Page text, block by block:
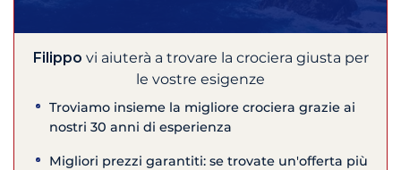
Filippo vi aiuterà a trovare la crociera giusta per
le vostre esigenze
Troviamo insieme la migliore crociera grazie ai
nostri 30 anni di esperienza
Migliori prezzi garantiti: se trovate un'offerta più